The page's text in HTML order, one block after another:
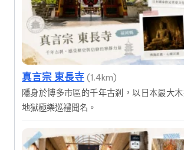
真言宗 東長寺 (1.4km)
隱身於博多市區的千年古剎，以日本最大
地獄極樂巡禮聞名。